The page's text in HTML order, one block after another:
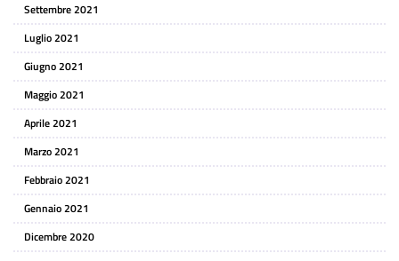
Settembre 2021
Luglio 2021
Giugno 2021
Maggio 2021
Aprile 2021
Marzo 2021
Febbraio 2021
Gennaio 2021
Dicembre 2020